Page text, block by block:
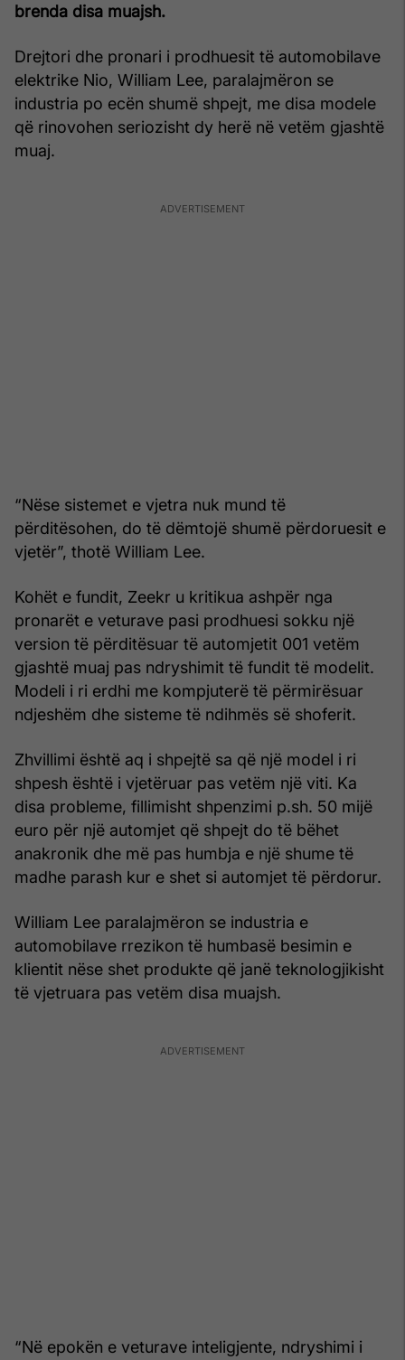
brenda disa muajsh.
Drejtori dhe pronari i prodhuesit të automobilave
elektrike Nio, William Lee, paralajmëron se
industria po ecën shumë shpejt, me disa modele
që rinovohen seriozisht dy herë në vetëm gjashtë
muaj.
“Nëse sistemet e vjetra nuk mund të
përditësohen, do të dëmtojë shumë përdoruesit e
vjetër”, thotë William Lee.
Kohët e fundit, Zeekr u kritikua ashpër nga
pronarët e veturave pasi prodhuesi sokku një
version të përditësuar të automjetit 001 vetëm
gjashtë muaj pas ndryshimit të fundit të modelit.
Modeli i ri erdhi me kompjuterë të përmirësuar
ndjeshëm dhe sisteme të ndihmës së shoferit.
Zhvillimi është aq i shpejtë sa që një model i ri
shpesh është i vjetëruar pas vetëm një viti. Ka
disa probleme, fillimisht shpenzimi p.sh. 50 mijë
euro për një automjet që shpejt do të bëhet
anakronik dhe më pas humbja e një shume të
madhe parash kur e shet si automjet të përdorur.
William Lee paralajmëron se industria e
automobilave rrezikon të humbasë besimin e
klientit nëse shet produkte që janë teknologjikisht
të vjetruara pas vetëm disa muajsh.
“Në epokën e veturave inteligjente, ndryshimi i